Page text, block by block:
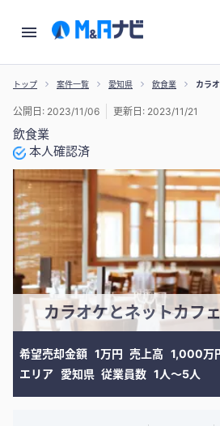
トップ 案件一覧 愛知県 飲食業 カラ
飲食業
本人確認済
公開日: 2023/11/06 更新日: 2023/11/21
カラオケとネットカフ
希望売却金額 1万円 売上高 1,000万
エリア 愛知県 従業員数 1人〜5人